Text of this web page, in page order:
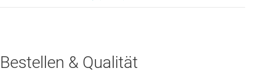
Bestellen & Qualität